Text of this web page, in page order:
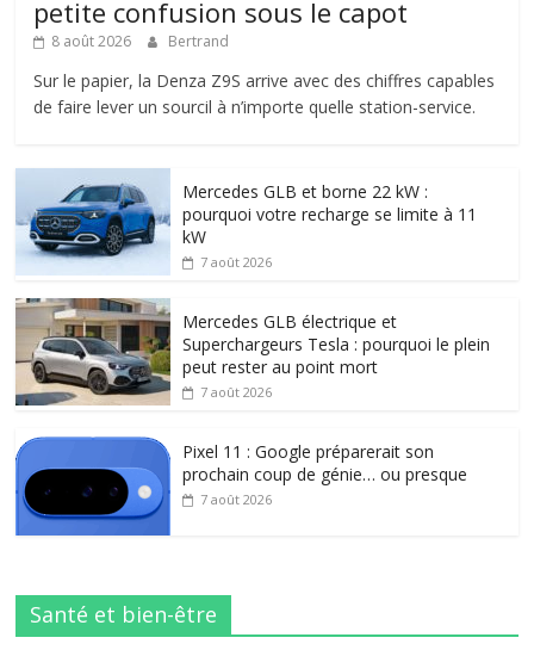
petite confusion sous le capot
8 août 2026 Bertrand
Sur le papier, la Denza Z9S arrive avec des chiffres capables
de faire lever un sourcil à n’importe quelle station-service.
Mercedes GLB et borne 22 kW :
pourquoi votre recharge se limite à 11
kW
7 août 2026
Mercedes GLB électrique et
Superchargeurs Tesla : pourquoi le plein
peut rester au point mort
7 août 2026
Pixel 11 : Google préparerait son
prochain coup de génie… ou presque
7 août 2026
Santé et bien-être